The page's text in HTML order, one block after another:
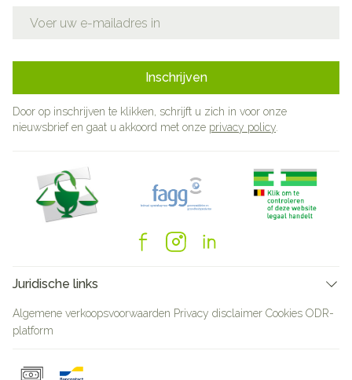
Inschrijven
Door op inschrijven te klikken, schrijft u zich in voor onze
nieuwsbrief en gaat u akkoord met onze privacy policy
Juridische links
Algemene verkoopsvoorwaarden Privacy disclaimer Cookies ODR-
platform